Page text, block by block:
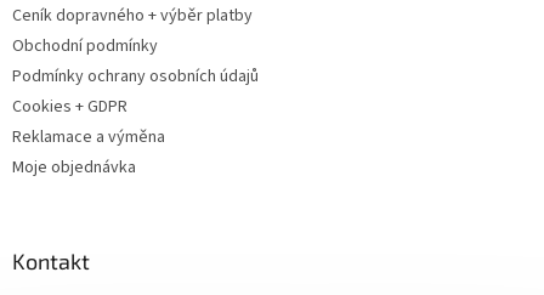
Ceník dopravného + výběr platby
Obchodní podmínky
Podmínky ochrany osobních údajů
Cookies + GDPR
Reklamace a výměna
Moje objednávka
Kontakt